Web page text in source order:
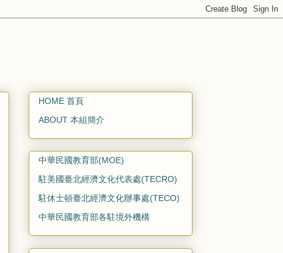
HOME 首頁
ABOUT 本組簡介
中華民國教育部(MOE)
駐美國臺北經濟文化代表處(TECRO)
駐休士頓臺北經濟文化辦事處(TECO)
中華民國教育部各駐境外機構